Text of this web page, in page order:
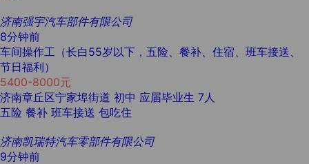
济南强宇汽车部件有限公司
8分钟前
车间操作工（长白55岁以下，五险、餐补、住宿、班车接送、
节日福利）
5400-8000元
济南章丘区宁家埠街道 初中 应届毕业生 7人
五险 餐补 班车接送 包吃住
济南凯瑞特汽车零部件有限公司
9分钟前